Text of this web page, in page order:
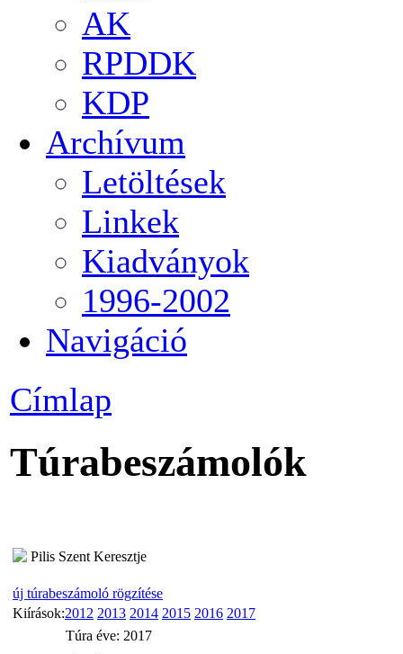
AK
RPDDK
KDP
Archívum
Letöltések
Linkek
Kiadványok
1996-2002
Navigáció
Címlap
Túrabeszámolók
Pilis Szent Keresztje
új túrabeszámoló rögzítése
Kiírások:2012 2013 2014 2015 2016 2017
Túra éve: 2017